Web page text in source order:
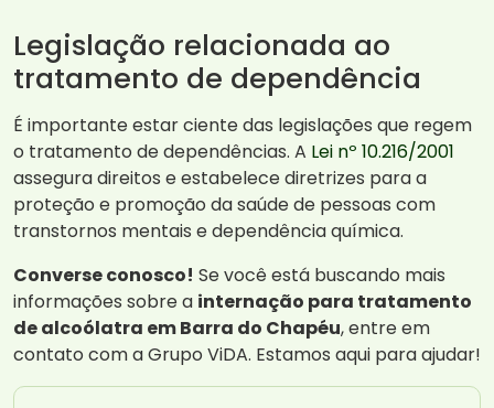
Legislação relacionada ao
tratamento de dependência
É importante estar ciente das legislações que regem
o tratamento de dependências. A Lei nº 10.216/2001
assegura direitos e estabelece diretrizes para a
proteção e promoção da saúde de pessoas com
transtornos mentais e dependência química.
Converse conosco! Se você está buscando mais
informações sobre a internação para tratamento
de alcoólatra em Barra do Chapéu, entre em
contato com a Grupo ViDA. Estamos aqui para ajudar!